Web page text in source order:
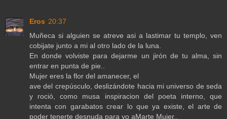
Eros 20:37
Muñeca si alguien se atreve asi a lastimar tu templo, ven
cobijate junto a mi al otro lado de la luna.
En donde volviste para dejarme un jirón de tu alma, sin
entrar en punta de pie..
Mujer eres la flor del amanecer, el
ave del crepúsculo, deslizándote hacia mi universo de seda
y roció, como musa inspiracion del poeta interno, que
intenta con garabatos crear lo que ya existe, el arte de
poder tenerte desnuda para yo aMarte Mujer..